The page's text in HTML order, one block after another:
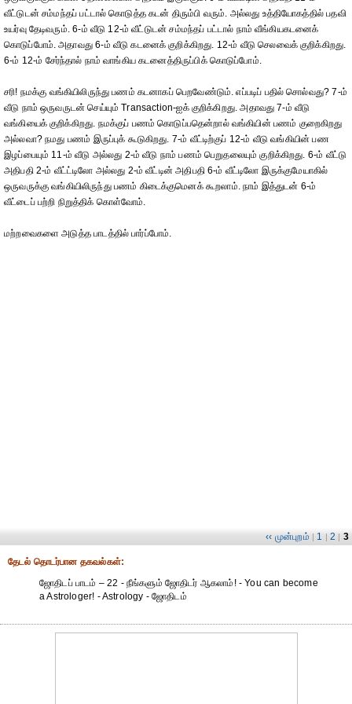
வீட்டுடன் சம்மந்தப் பட்டால் கொடுத்த கடன் திரும்பி வரும். அல்லது உத்தியோகத்தில் பதவி
உயர்வு தேடிவரும். 6-ம் வீடு 12-ம் வீட்டுடன் சம்மந்தப் பட்டால் நாம் வீங்கியகடனைக்
கொடுப்போம். அதாவது 6-ம் வீடு கடனைக் குறிக்கிறது. 12-ம் வீடு செலவைக் குறிக்கிறது.
6-ம் 12-ம் சேர்ந்தால் நாம் வாங்கிய கடனைத்திருப்பிக் கொடுப்போம்.
சரி! நமக்கு வங்கியிலிருந்து பணம் கடனாகப் பெறவேண்டும். எப்படிப் பதில் சொல்வது? 7-ம்
வீடு நாம் ஒருவருடன் செய்யும் Transaction-ஐக் குறிக்கிறது. அதாவது 7-ம் வீடு
வங்கியைக் குறிக்கிறது. நமக்குப் பணம் கொடுப்பதென்றால் வங்கியின் பணம் குறைகிறது
அல்லவா? நமது பணம் இருப்புக் கூடுகிறது. 7-ம் வீட்டிற்குப் 12-ம் வீடு வங்கியின் பண
இழப்பையும் 11-ம் வீடு அல்லது 2-ம் வீடு நாம் பணம் பெறுதலையும் குறிக்கிறது. 6-ம் வீட்டு
அதிபதி 2-ம் வீட்ட்டிலோ அல்லது 2-ம் வீட்டின் அதிபதி 6-ம் வீட்டிலோ இருக்குமேயாகில்
ஒருவருக்கு வங்கியிலிருந்து பணம் கிடைக்குமெனக் கூறலாம். நாம் இத்துடன் 6-ம்
வீட்டைப் பற்றி நிறுத்திக் கொள்வோம்.
மற்றவைகளை அடுத்த பாடத்தில் பார்ப்போம்.
‹‹ முன்புறம் | 1 | 2 | 3
தேட‌ல் தொட‌ர்பான தகவ‌ல்க‌ள்:
ஜோதிடப் பாடம் – 22 - நீங்களும் ஜோதிடர் ஆகலாம்! - You can become
a Astrologer! - Astrology - ஜோதிடம்